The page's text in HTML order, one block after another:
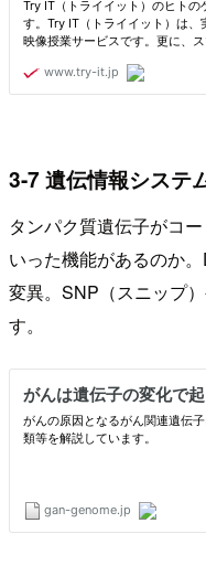
3-7 遺伝情報システ
タンパク質遺伝子がコ
いった機能があるのか
変異。SNP（スニップ
す。